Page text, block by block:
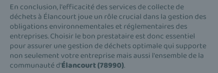
En conclusion, l'efficacité des services de collecte de
déchets à Élancourt joue un rôle crucial dans la gestion des
obligations environnementales et réglementaires des
entreprises. Choisir le bon prestataire est donc essentiel
pour assurer une gestion de déchets optimale qui supporte
non seulement votre entreprise mais aussi l'ensemble de la
communauté d'Élancourt (78990).